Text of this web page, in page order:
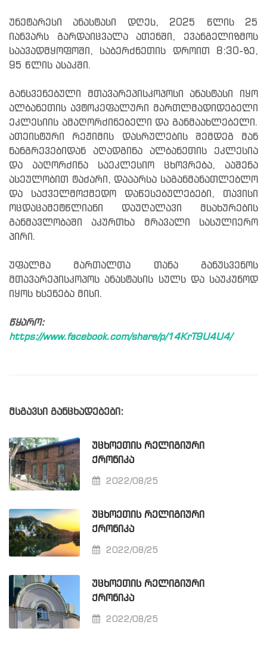
უნეტარესი ანასტასი დღეს, 2025 წლის 25
იანვარს გარდაიცვალა ათენში, ევანგელიზმოს
საავადმყოფოში, საბერძნეთის დროით 8:30-ზე,
95 წლის ასაკში.
განსვენებული მთავარეპისკოპოსი ანასტასი იყო
ალბანეთის ავტოკეფალური მართლმადიდებელი
ეკლესიის ამაღორძინებელი და განმაახლებელი.
ათეისტური რეჟიმის დასრულების შემდეგ მან
ნანგრევებიდან აღადგინა ალბანეთის ეკლესია
და ააღორძინა საეკლესიო ცხოვრება, ააშენა
ასეულობით ტაძარი, დააარსა საგანმანათლებლო
და საქველმოქმედო დაწესებულებები, თავისი
ოცდაცამეტწლიანი დაუღალავი მსახურების
განმავლობაში აკურთხა მრავალი სასულიერო
პირი.
უფალმა მართალთა თანა განუსვენოს
მთავარეპისკოპოს ანასტასის სულს და საუკუნოდ
იყოს ხსენება მისი.
წყარო:
https://www.facebook.com/share/p/14KrT9U4U4/
მსგავსი განცხადებები:
ᲣᲪᲮᲝᲔᲗᲘᲡ ᲠᲔᲚᲘᲒᲘᲣᲠᲘ
ᲥᲠᲝᲜᲘᲙᲐ
2022/08/25
ᲣᲪᲮᲝᲔᲗᲘᲡ ᲠᲔᲚᲘᲒᲘᲣᲠᲘ
ᲥᲠᲝᲜᲘᲙᲐ
2022/08/25
ᲣᲪᲮᲝᲔᲗᲘᲡ ᲠᲔᲚᲘᲒᲘᲣᲠᲘ
ᲥᲠᲝᲜᲘᲙᲐ
2022/08/25